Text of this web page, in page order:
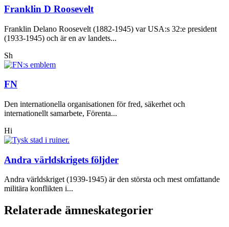
Franklin D Roosevelt
Franklin Delano Roosevelt (1882-1945) var USA:s 32:e president
(1933-1945) och är en av landets...
Sh
FN
Den internationella organisationen för fred, säkerhet och
internationellt samarbete, Förenta...
Hi
Andra världskrigets följder
Andra världskriget (1939-1945) är den största och mest omfattande
militära konflikten i...
Relaterade ämneskategorier